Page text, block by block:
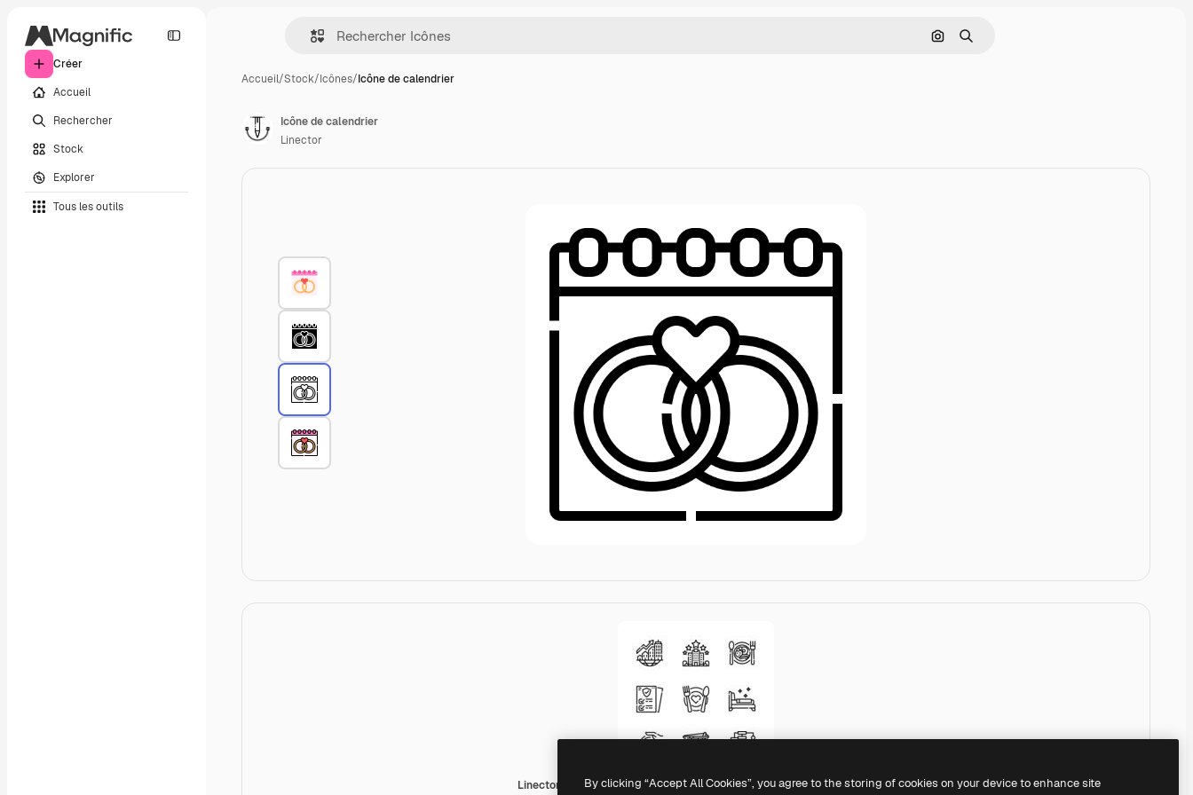
Créer
Accueil
Rechercher
Stock
Explorer
Tous les outils
Rechercher par image
Rechercher
Accueil/Stock/Icônes/Icône de calendrier
Linector Lineal
Icône de calendrier
Linector
By clicking “Accept All Cookies”, you agree to the storing of cookies on your device to enhance site